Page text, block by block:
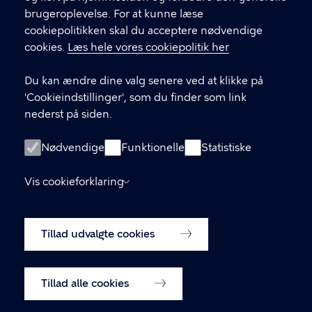
brugeroplevelse. For at kunne læse
cookiepolitikken skal du acceptere nødvendige
cookies. Læs hele vores cookiepolitik her
Du kan ændre dine valg senere ved at klikke på
'Cookieindstillinger', som du finder som link
nederst på siden.
Nødvendige Funktionelle Statistiske
Vis cookieforklaring
Tillad udvalgte cookies
Tillad alle cookies
GENVEJE
Digital Post
Databeskyttelse
Tilgængelighedserklæring
Om hjemmesiden
Cookiepolitik